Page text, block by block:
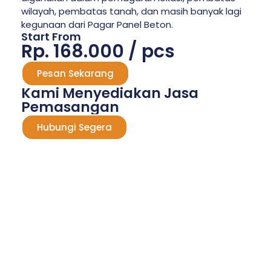
wilayah, pembatas tanah, dan masih banyak lagi
kegunaan dari Pagar Panel Beton.
Start From
Rp. 168.000 / pcs
Pesan Sekarang
Kami Menyediakan Jasa
Pemasangan
Hubungi Segera